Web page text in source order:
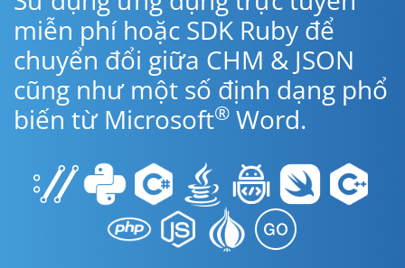
miễn phí hoặc SDK Ruby để
chuyển đổi giữa CHM & JSON
cũng như một số định dạng phổ
biến từ Microsoft® Word.